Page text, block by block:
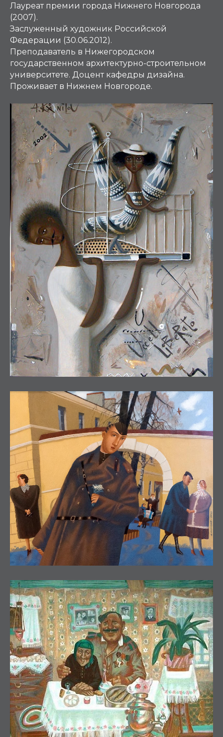
Лауреат премии города Нижнего Новгорода
(2007).
Заслуженный художник Российской
Федерации (30.06.2012).
Преподаватель в Нижегородском
государственном архитектурно-строительном
университете. Доцент кафедры дизайна.
Проживает в Нижнем Новгороде.